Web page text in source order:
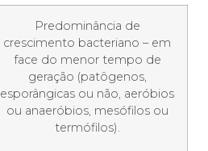
Predominância de
crescimento bacteriano – em
face do menor tempo de
geração (patôgenos,
esporângicas ou não, aeróbios
ou anaeróbios, mesófilos ou
termófilos).